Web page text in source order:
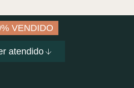
VENDIDO
atendido